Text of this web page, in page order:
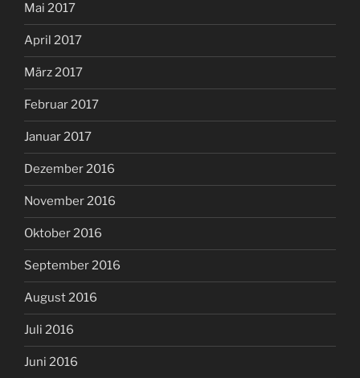
Mai 2017
April 2017
März 2017
Februar 2017
Januar 2017
Dezember 2016
November 2016
Oktober 2016
September 2016
August 2016
Juli 2016
Juni 2016